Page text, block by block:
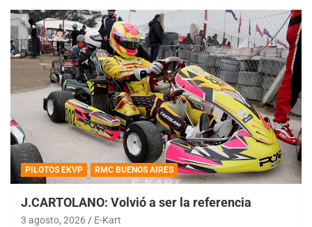
PILOTOS EKVP RMC BUENOS AIRES
J.CARTOLANO: Volvió a ser la referencia
3 agosto, 2026 E-Kart